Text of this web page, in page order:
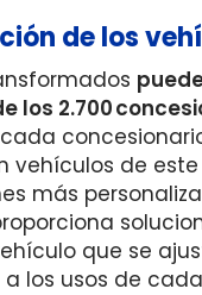
de los
los 2.700
vehículos de
más
que se
los usos de